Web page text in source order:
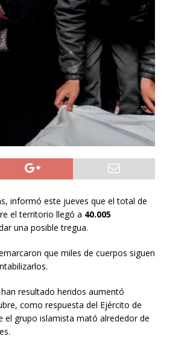
sus relaciones consulares tras
vehicular que sufrió Nelson Tapia:
de Tarapacá IQUIQUE
informó este jueves que el total de
el territorio llegó a 40.005
una posible tregua.
que miles de cuerpos siguen
resultado heridos aumentó
como respuesta del Ejército de
el grupo islamista mató alrededor de